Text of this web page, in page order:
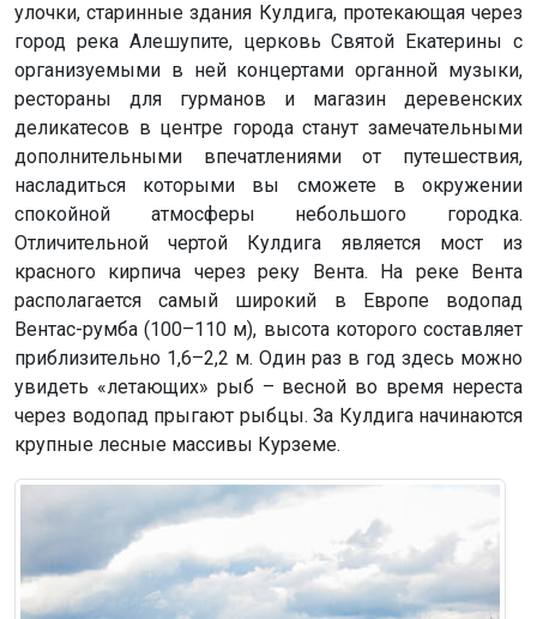
улочки, старинные здания Кулдига, протекающая через
город река Алешупите, церковь Святой Екатерины с
организуемыми в ней концертами органной музыки,
рестораны для гурманов и магазин деревенских
деликатесов в центре города станут замечательными
дополнительными впечатлениями от путешествия,
насладиться которыми вы сможете в окружении
спокойной атмосферы небольшого городка.
Отличительной чертой Кулдига является мост из
красного кирпича через реку Вента. На реке Вента
располагается самый широкий в Европе водопад
Вентас-румба (100–110 м), высота которого составляет
приблизительно 1,6–2,2 м. Один раз в год здесь можно
увидеть «летающих» рыб – весной во время нереста
через водопад прыгают рыбцы. За Кулдига начинаются
крупные лесные массивы Курземе.